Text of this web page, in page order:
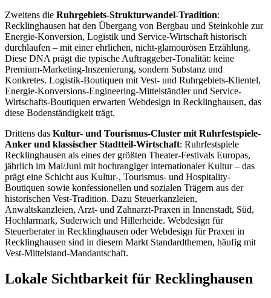
Zweitens die Ruhrgebiets-Strukturwandel-Tradition:
Recklinghausen hat den Übergang von Bergbau und Steinkohle zur
Energie-Konversion, Logistik und Service-Wirtschaft historisch
durchlaufen – mit einer ehrlichen, nicht-glamourösen Erzählung.
Diese DNA prägt die typische Auftraggeber-Tonalität: keine
Premium-Marketing-Inszenierung, sondern Substanz und
Konkretes. Logistik-Boutiquen mit Vest- und Ruhrgebiets-Klientel,
Energie-Konversions-Engineering-Mittelständler und Service-
Wirtschafts-Boutiquen erwarten Webdesign in Recklinghausen, das
diese Bodenständigkeit trägt.
Drittens das Kultur- und Tourismus-Cluster mit Ruhrfestspiele-
Anker und klassischer Stadtteil-Wirtschaft: Ruhrfestspiele
Recklinghausen als eines der größten Theater-Festivals Europas,
jährlich im Mai/Juni mit hochrangiger internationaler Kultur – das
prägt eine Schicht aus Kultur-, Tourismus- und Hospitality-
Boutiquen sowie konfessionellen und sozialen Trägern aus der
historischen Vest-Tradition. Dazu Steuerkanzleien,
Anwaltskanzleien, Arzt- und Zahnarzt-Praxen in Innenstadt, Süd,
Hochlarmark, Suderwich und Hillerheide. Webdesign für
Steuerberater in Recklinghausen oder Webdesign für Praxen in
Recklinghausen sind in diesem Markt Standardthemen, häufig mit
Vest-Mittelstand-Mandantschaft.
Lokale Sichtbarkeit für Recklinghausen